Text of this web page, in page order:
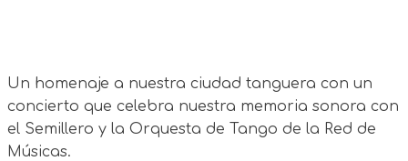
Un homenaje a nuestra ciudad tanguera con un
concierto que celebra nuestra memoria sonora con
el Semillero y la Orquesta de Tango de la Red de
Músicas.